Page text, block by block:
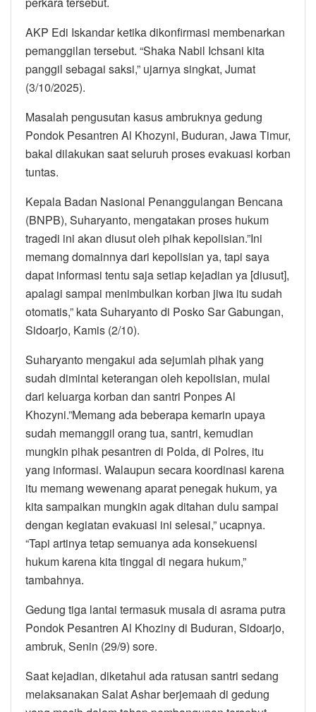
AKP Edi Iskandar ketika dikonfirmasi membenarkan
pemanggilan tersebut. “Shaka Nabil Ichsani kita
panggil sebagai saksi,” ujarnya singkat, Jumat
(3/10/2025).
Masalah pengusutan kasus ambruknya gedung
Pondok Pesantren Al Khozyni, Buduran, Jawa Timur,
bakal dilakukan saat seluruh proses evakuasi korban
tuntas.
Kepala Badan Nasional Penanggulangan Bencana
(BNPB), Suharyanto, mengatakan proses hukum
tragedi ini akan diusut oleh pihak kepolisian.”Ini
memang domainnya dari kepolisian ya, tapi saya
dapat informasi tentu saja setiap kejadian ya [diusut],
apalagi sampai menimbulkan korban jiwa itu sudah
otomatis,” kata Suharyanto di Posko Sar Gabungan,
Sidoarjo, Kamis (2/10).
Suharyanto mengakui ada sejumlah pihak yang
sudah dimintai keterangan oleh kepolisian, mulai
dari keluarga korban dan santri Ponpes Al
Khozyni.”Memang ada beberapa kemarin upaya
sudah memanggil orang tua, santri, kemudian
mungkin pihak pesantren di Polda, di Polres, itu
yang informasi. Walaupun secara koordinasi karena
itu memang wewenang aparat penegak hukum, ya
kita sampaikan mungkin agak ditahan dulu sampai
dengan kegiatan evakuasi ini selesai,” ucapnya.
“Tapi artinya tetap semuanya ada konsekuensi
hukum karena kita tinggal di negara hukum,”
tambahnya.
Gedung tiga lantai termasuk musala di asrama putra
Pondok Pesantren Al Khoziny di Buduran, Sidoarjo,
ambruk, Senin (29/9) sore.
Saat kejadian, diketahui ada ratusan santri sedang
melaksanakan Salat Ashar berjemaah di gedung